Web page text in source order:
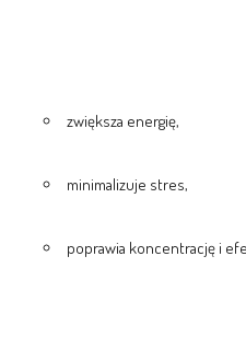
zwiększa energię,
minimalizuje stres,
poprawia koncentrację i